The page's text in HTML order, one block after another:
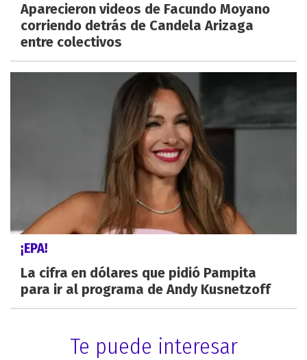
Aparecieron videos de Facundo Moyano
corriendo detrás de Candela Arizaga
entre colectivos
¡EPA!
La cifra en dólares que pidió Pampita
para ir al programa de Andy Kusnetzoff
Te puede interesar